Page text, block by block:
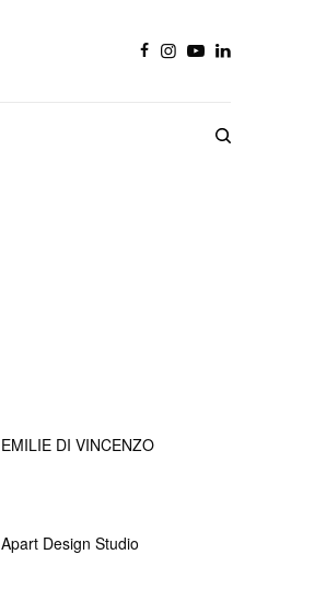
EMILIE DI VINCENZO
Apart Design Studio